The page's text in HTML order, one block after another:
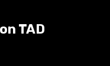
TAD